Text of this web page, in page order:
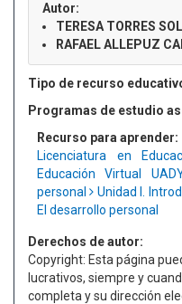
Autor:
TERESA TORRES
RAFAEL ALLEPUZ
Tipo de recurso
Programas de estudio
Recurso para aprender:
Licenciatura en
Educación Virtual
personal
Unidad I.
El desarrollo personal
Derechos de autor:
Copyright: Esta página
lucrativos, siempre y
completa y su dirección